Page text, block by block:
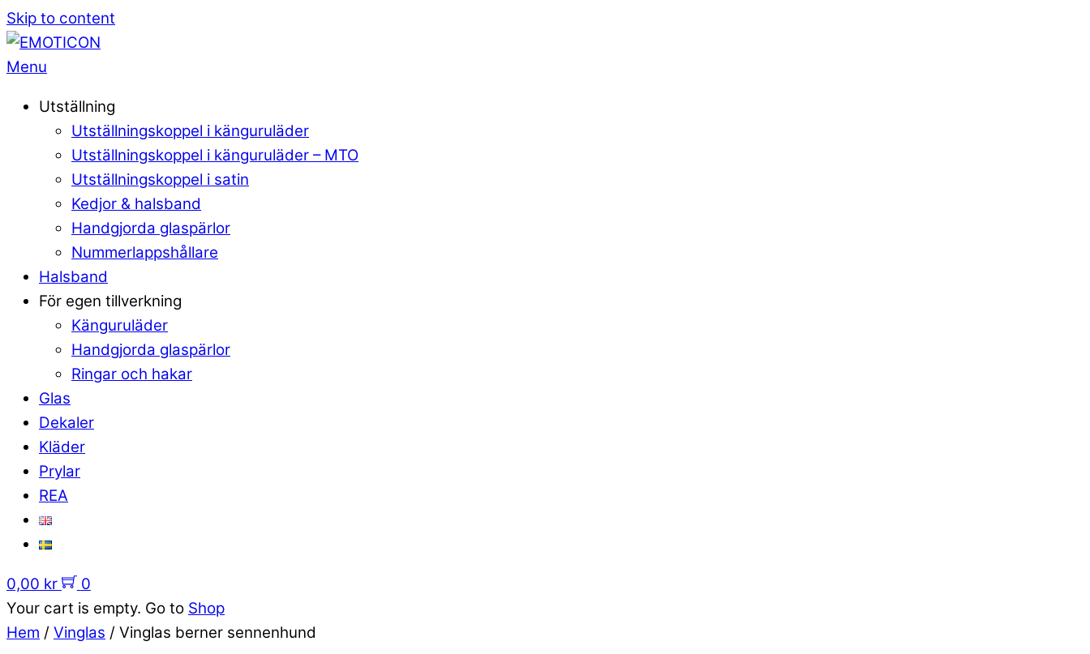
Skip to content
Menu
Utställning
Utställningskoppel i känguruläder
Utställningskoppel i känguruläder – MTO
Utställningskoppel i satin
Kedjor & halsband
Handgjorda glaspärlor
Nummerlappshållare
Halsband
För egen tillverkning
Känguruläder
Handgjorda glaspärlor
Ringar och hakar
Glas
Dekaler
Kläder
Prylar
REA
0,00 kr
0
Your cart is empty. Go to Shop
Hem / Vinglas / Vinglas berner sennenhund